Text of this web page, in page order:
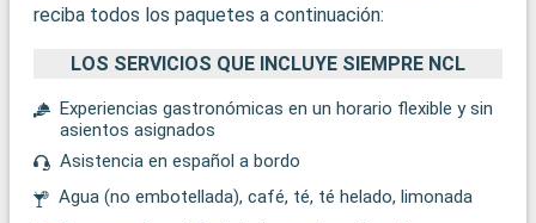
reciba todos los paquetes a continuación:
LOS SERVICIOS QUE INCLUYE SIEMPRE NCL
Experiencias gastronómicas en un horario flexible y sin
asientos asignados
Asistencia en español a bordo
Agua (no embotellada), café, té, té helado, limonada